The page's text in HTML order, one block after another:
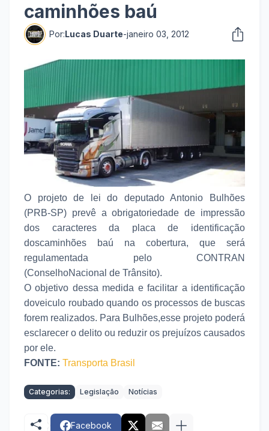
caminhões baú
Por:Lucas Duarte-janeiro 03, 2012
O projeto de lei do deputado Antonio Bulhões
(PRB-SP) prevê a obrigatoriedade de impressão
dos caracteres da placa de identificação
doscaminhões baú na cobertura, que será
regulamentada pelo CONTRAN
(ConselhoNacional de Trânsito).
O objetivo dessa medida e facilitar a identificação
doveiculo roubado quando os processos de buscas
forem realizados. Para Bulhões,esse projeto poderá
esclarecer o delito ou reduzir os prejuízos causados
por ele.
FONTE: Transporta Brasil
Categorias: Legislação Notícias
Facebook